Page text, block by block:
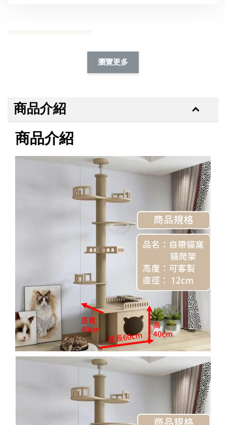
寵物除臭噴霧 貓尿、狗尿除臭 日本專利柿子單寧 真正
薰衣草香調
- +
加入購物車
瀏覽更多
商品介紹
商品介紹